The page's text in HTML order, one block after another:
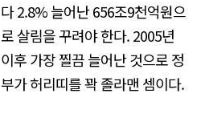
다 2.8% 늘어난 656조9천억원으
로 살림을 꾸려야 한다. 2005년
이후 가장 찔끔 늘어난 것으로 정
부가 허리띠를 꽉 졸라맨 셈이다.